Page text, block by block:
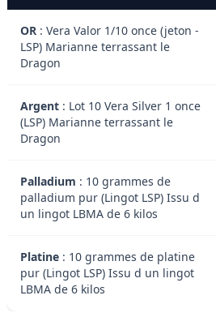
OR : Vera Valor 1/10 once (jeton -
LSP) Marianne terrassant le
Dragon
Argent : Lot 10 Vera Silver 1 once
(LSP) Marianne terrassant le
Dragon
Palladium : 10 grammes de
palladium pur (Lingot LSP) Issu d
un lingot LBMA de 6 kilos
Platine : 10 grammes de platine
pur (Lingot LSP) Issu d un lingot
LBMA de 6 kilos